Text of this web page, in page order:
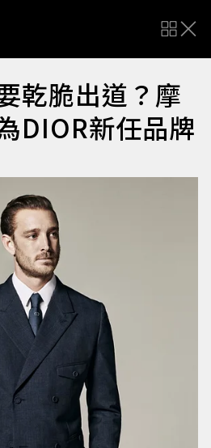
乾脆出道？摩
DIOR新任品牌